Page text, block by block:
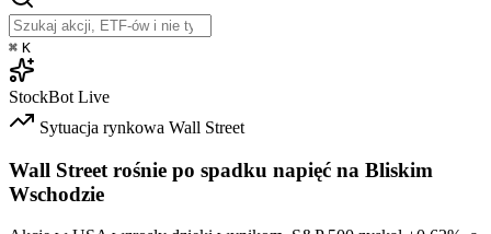
⌘ K
StockBot Live
Sytuacja rynkowa Wall Street
Wall Street rośnie po spadku napięć na Bliskim
Wschodzie